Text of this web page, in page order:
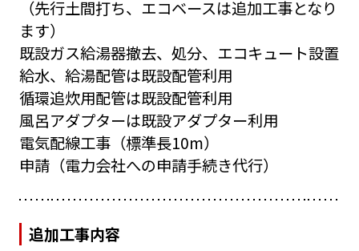
（先行土間打ち、エコベースは追加工事となり
ます）
既設ガス給湯器撤去、処分、エコキュート設置
給水、給湯配管は既設配管利用
循環追炊用配管は既設配管利用
風呂アダプターは既設アダプター利用
電気配線工事（標準長10m）
申請（電力会社への申請手続き代行）
追加工事内容